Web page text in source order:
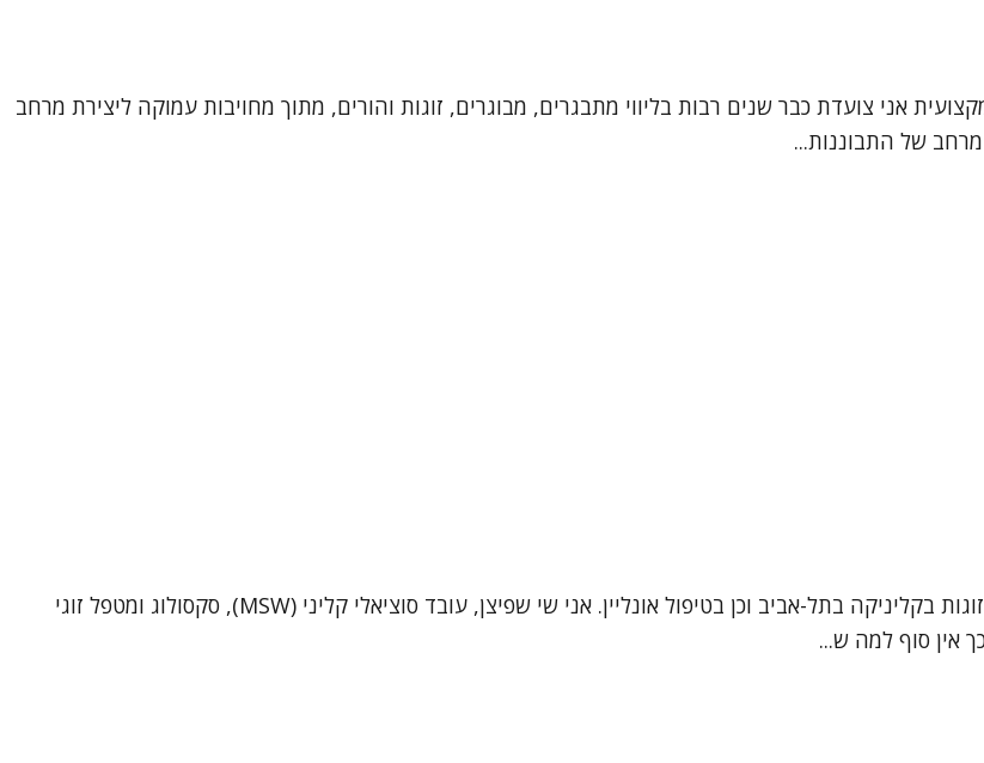
אני צועדת כבר שנים רבות בליווי מתבגרים, מבוגרים, זוגות והורים, מתוך מחויבות עמוקה ליצירת מרחב
של התבוננות...
שי שפיצן – פסיכותרפיסט, סקסולוג ומטפל זוגי (MSW)מטפל ביחידים ובזוגות בקליניקה בתל-אביב וכן בטיפול אונליין. אני שי שפיצן, עובד סוציאלי קליני (MSW), סקסולוג ומטפל זוגי
אין סוף למה ש...